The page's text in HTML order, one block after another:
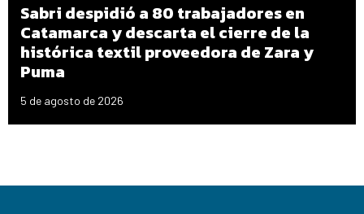
Sabri despidió a 80 trabajadores en
Catamarca y descarta el cierre de la
histórica textil proveedora de Zara y
Puma
5 de agosto de 2026